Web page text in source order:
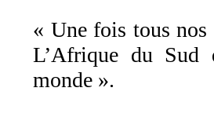
« Une fois tous nos
L’Afrique du Sud
monde ».